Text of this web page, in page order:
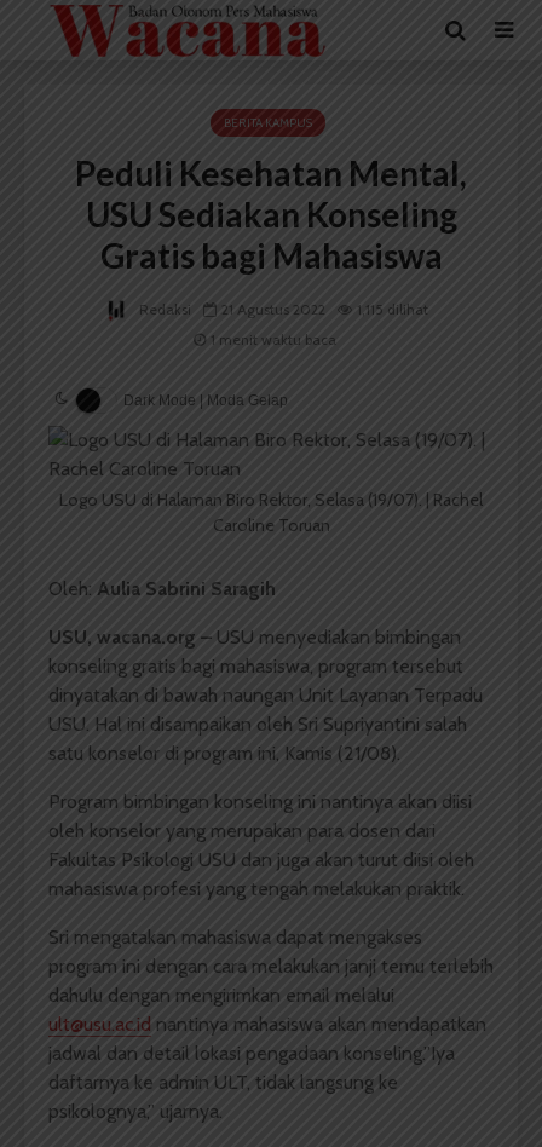
BERITA KAMPUS
Peduli Kesehatan Mental,
USU Sediakan Konseling
Gratis bagi Mahasiswa
Redaksi 21 Agustus 2022
1,115 dilihat
1 menit waktu baca
Dark Mode | Moda Gelap
Logo USU di Halaman Biro Rektor, Selasa (19/07). | Rachel
Caroline Toruan
Oleh: Aulia Sabrini Saragih
USU, wacana.org – USU menyediakan bimbingan
konseling gratis bagi mahasiswa, program tersebut
dinyatakan di bawah naungan Unit Layanan Terpadu
USU. Hal ini disampaikan oleh Sri Supriyantini salah
satu konselor di program ini, Kamis (21/08).
Program bimbingan konseling ini nantinya akan diisi
oleh konselor yang merupakan para dosen dari
Fakultas Psikologi USU dan juga akan turut diisi oleh
mahasiswa profesi yang tengah melakukan praktik.
Sri mengatakan mahasiswa dapat mengakses
program ini dengan cara melakukan janji temu terlebih
dahulu dengan mengirimkan email melalui
ult@usu.ac.id nantinya mahasiswa akan mendapatkan
jadwal dan detail lokasi pengadaan konseling.”Iya
daftarnya ke admin ULT, tidak langsung ke
psikolognya,” ujarnya.